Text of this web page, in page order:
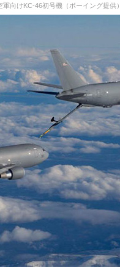
軍向けKC-46初号機（ボーイング提供）